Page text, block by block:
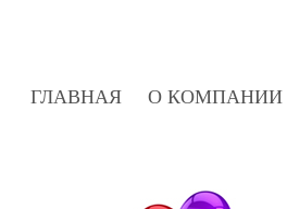
ГЛАВНАЯ О КОМПАНИИ